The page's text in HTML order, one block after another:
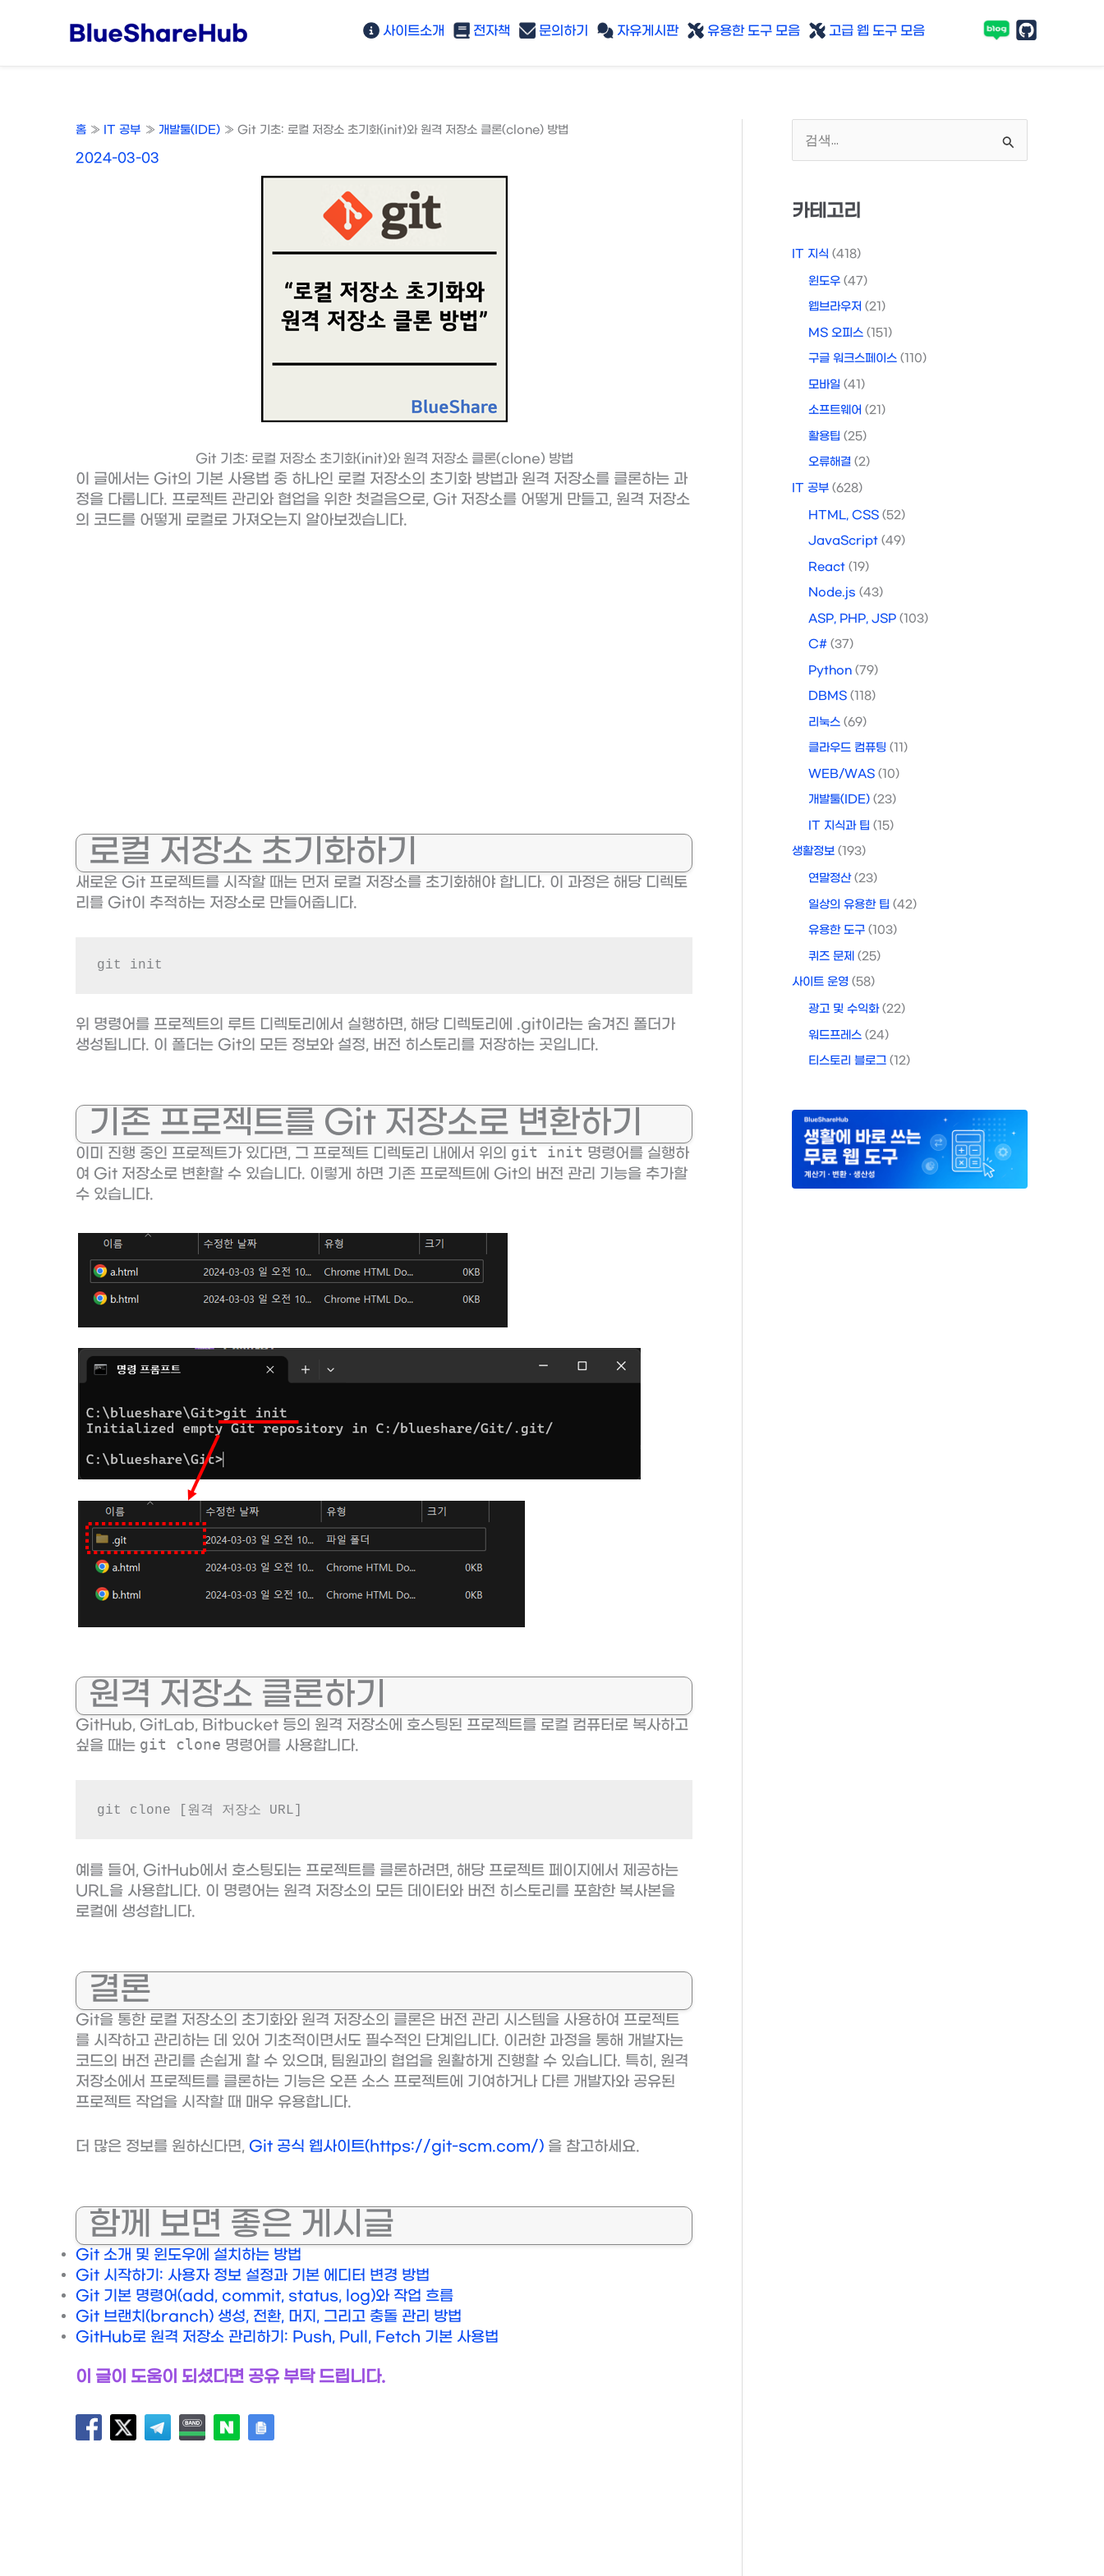
사이트소개 전자책 문의하기 자유게시판 유용한 도구 모음 고급 웹 도구 모음
홈 IT 공부 개발툴(IDE) Git 기초: 로컬 저장소 초기화(init)와 원격 저장소 클론(clone) 방법
2024-03-03
Git 기초: 로컬 저장소 초기화(init)와 원격 저장소 클론(clone) 방법
이 글에서는 Git의 기본 사용법 중 하나인 로컬 저장소의 초기화 방법과 원격 저장소를 클론하는 과
정을 다룹니다. 프로젝트 관리와 협업을 위한 첫걸음으로, Git 저장소를 어떻게 만들고, 원격 저장소
의 코드를 어떻게 로컬로 가져오는지 알아보겠습니다.
로컬 저장소 초기화하기
새로운 Git 프로젝트를 시작할 때는 먼저 로컬 저장소를 초기화해야 합니다. 이 과정은 해당 디렉토
리를 Git이 추적하는 저장소로 만들어줍니다.
git init
위 명령어를 프로젝트의 루트 디렉토리에서 실행하면, 해당 디렉토리에 .git이라는 숨겨진 폴더가
생성됩니다. 이 폴더는 Git의 모든 정보와 설정, 버전 히스토리를 저장하는 곳입니다.
기존 프로젝트를 Git 저장소로 변환하기
이미 진행 중인 프로젝트가 있다면, 그 프로젝트 디렉토리 내에서 위의 git init 명령어를 실행하
여 Git 저장소로 변환할 수 있습니다. 이렇게 하면 기존 프로젝트에 Git의 버전 관리 기능을 추가할
수 있습니다.
원격 저장소 클론하기
GitHub, GitLab, Bitbucket 등의 원격 저장소에 호스팅된 프로젝트를 로컬 컴퓨터로 복사하고
싶을 때는 git clone 명령어를 사용합니다.
git clone [원격 저장소 URL]
예를 들어, GitHub에서 호스팅되는 프로젝트를 클론하려면, 해당 프로젝트 페이지에서 제공하는
URL을 사용합니다. 이 명령어는 원격 저장소의 모든 데이터와 버전 히스토리를 포함한 복사본을
로컬에 생성합니다.
결론
Git을 통한 로컬 저장소의 초기화와 원격 저장소의 클론은 버전 관리 시스템을 사용하여 프로젝트
를 시작하고 관리하는 데 있어 기초적이면서도 필수적인 단계입니다. 이러한 과정을 통해 개발자는
코드의 버전 관리를 손쉽게 할 수 있으며, 팀원과의 협업을 원활하게 진행할 수 있습니다. 특히, 원격
저장소에서 프로젝트를 클론하는 기능은 오픈 소스 프로젝트에 기여하거나 다른 개발자와 공유된
프로젝트 작업을 시작할 때 매우 유용합니다.
더 많은 정보를 원하신다면, Git 공식 웹사이트(https://git-scm.com/) 을 참고하세요.
함께 보면 좋은 게시글
Git 소개 및 윈도우에 설치하는 방법
Git 시작하기: 사용자 정보 설정과 기본 에디터 변경 방법
Git 기본 명령어(add, commit, status, log)와 작업 흐름
Git 브랜치(branch) 생성, 전환, 머지, 그리고 충돌 관리 방법
GitHub로 원격 저장소 관리하기: Push, Pull, Fetch 기본 사용법
이 글이 도움이 되셨다면 공유 부탁 드립니다.
색
상
카테고리
IT 지식 (418)
윈도우 (47)
웹브라우저 (21)
MS 오피스 (151)
구글 워크스페이스 (110)
모바일 (41)
소프트웨어 (21)
활용팁 (25)
오류해결 (2)
IT 공부 (628)
HTML, CSS (52)
JavaScript (49)
React (19)
Node.js (43)
ASP, PHP, JSP (103)
C# (37)
Python (79)
DBMS (118)
리눅스 (69)
클라우드 컴퓨팅 (11)
WEB/WAS (10)
개발툴(IDE) (23)
IT 지식과 팁 (15)
생활정보 (193)
연말정산(23)
일상의 유용한 팁 (42)
유용한 도구 (103)
퀴즈 문제 (25)
사이트 운영 (58)
광고 및 수익화(22)
워드프레스 (24)
티스토리 블로그 (12)